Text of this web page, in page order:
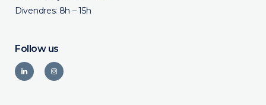
Divendres: 8h – 15h
Follow us